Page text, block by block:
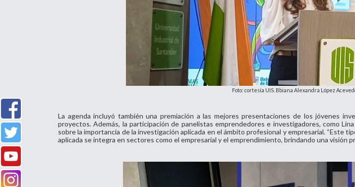
Foto: cortesía UIS. Bbiana Alexandra López
La agenda incluyó también una premiación a las mejores presentaciones de los jóvenes
proyectos. Además, la participación de panelistas emprendedores e investigadores, como
sobre la importancia de la investigación aplicada en el ámbito profesional y empresarial.
aplicada se integra en sectores como el empresarial y el emprendimiento, brindando una visión